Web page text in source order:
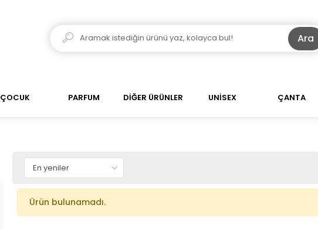
Ara
ÇOCUK PARFUM DİĞER ÜRÜNLER UNİSEX ÇANTA
Ürün bulunamadı.